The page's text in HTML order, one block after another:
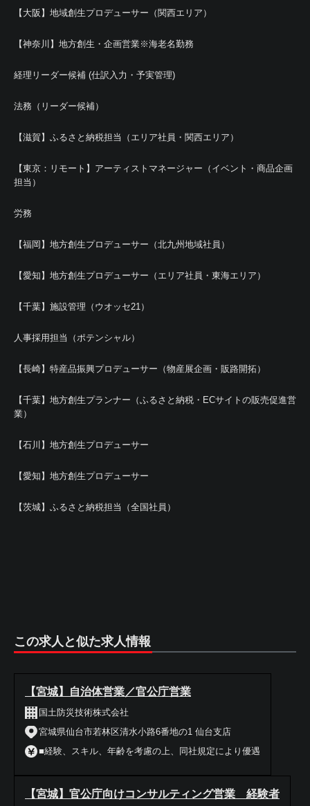
【大阪】地域創生プロデューサー（関西エリア）
【神奈川】地方創生・企画営業※海老名勤務
経理リーダー候補 (仕訳入力・予実管理)
法務（リーダー候補）
【滋賀】ふるさと納税担当（エリア社員・関西エリア）
【東京：リモート】アーティストマネージャー（イベント・商品企画
担当）
労務
【福岡】地方創生プロデューサー（北九州地域社員）
【愛知】地方創生プロデューサー（エリア社員・東海エリア）
【千葉】施設管理（ウオッセ21）
人事採用担当（ポテンシャル）
【長崎】特産品振興プロデューサー（物産展企画・販路開拓）
【千葉】地方創生プランナー（ふるさと納税・ECサイトの販売促進営
業）
【石川】地方創生プロデューサー
【愛知】地方創生プロデューサー
【茨城】ふるさと納税担当（全国社員）
この求人と似た求人情報
【宮城】自治体営業／官公庁営業
国土防災技術株式会社
宮城県仙台市若林区清水小路6番地の1 仙台支店
■経験、スキル、年齢を考慮の上、同社規定により優遇
【宮城】官公庁向けコンサルティング営業 経験者